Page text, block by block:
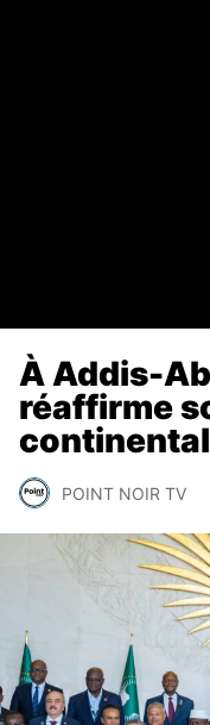
À Addis-
réaffirme
POINT NOIR TV